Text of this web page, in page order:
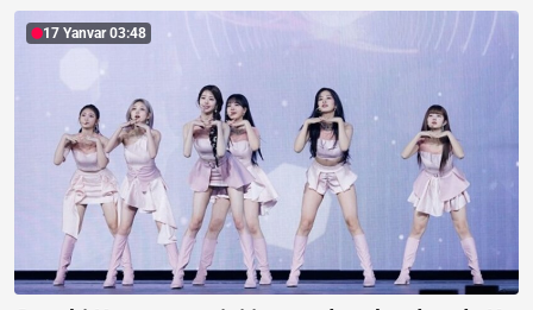
17 Yanvar 03:48